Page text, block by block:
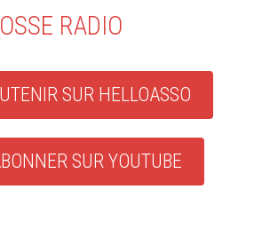
RADIO
SUR HELLOASSO
SUR YOUTUBE